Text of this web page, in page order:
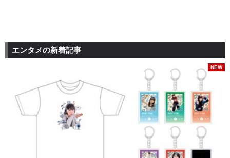
エンタメの新着記事
NEW